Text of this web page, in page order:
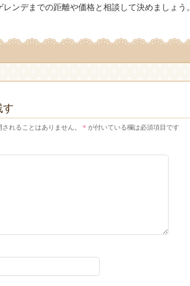
ンデまでの距離や価格と相談して決めましょう。
す
れることはありません。 * が付いている欄は必須項目です